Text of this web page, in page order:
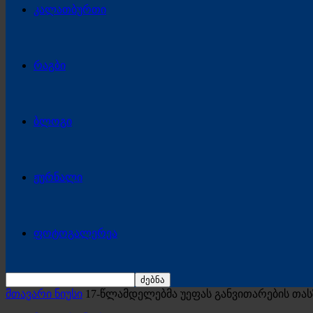
კალათბურთი
რაგბი
ბლოგი
ჟურნალი
ფოტოგალერეა
მთავარი ნიუსი 17-წლამდელებმა უეფას განვითარების